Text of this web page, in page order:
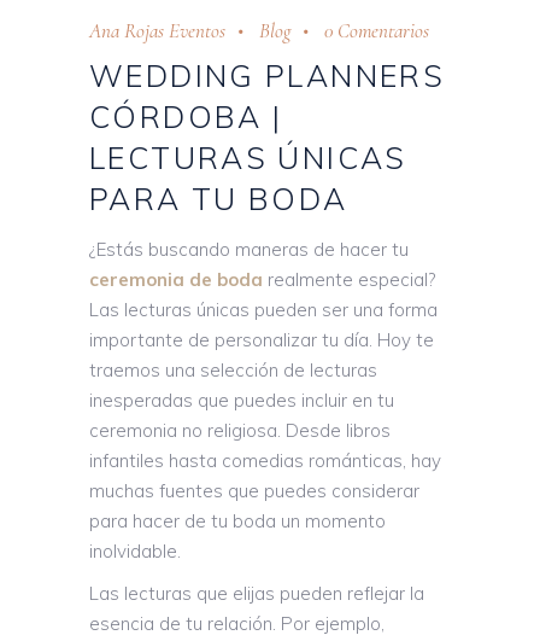
Ana Rojas Eventos Blog 0 Comentarios
WEDDING PLANNERS
CÓRDOBA |
LECTURAS ÚNICAS
PARA TU BODA
¿Estás buscando maneras de hacer tu
ceremonia de boda realmente especial?
Las lecturas únicas pueden ser una forma
importante de personalizar tu día. Hoy te
traemos una selección de lecturas
inesperadas que puedes incluir en tu
ceremonia no religiosa. Desde libros
infantiles hasta comedias románticas, hay
muchas fuentes que puedes considerar
para hacer de tu boda un momento
inolvidable.
Las lecturas que elijas pueden reflejar la
esencia de tu relación. Por ejemplo,